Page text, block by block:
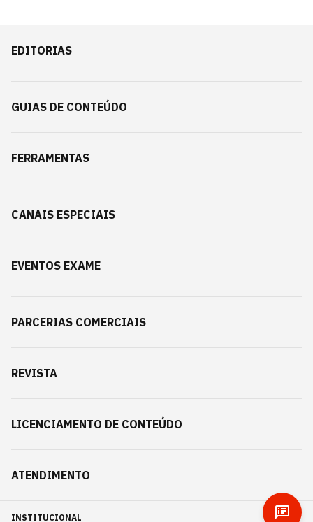
EDITORIAS
GUIAS DE CONTEÚDO
FERRAMENTAS
CANAIS ESPECIAIS
EVENTOS EXAME
PARCERIAS COMERCIAIS
REVISTA
LICENCIAMENTO DE CONTEÚDO
ATENDIMENTO
INSTITUCIONAL